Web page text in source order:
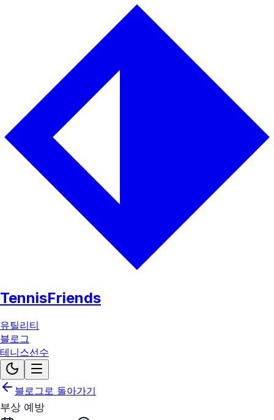
TennisFriends
유틸리티
블로그
테니스선수
블로그로 돌아가기
부상 예방